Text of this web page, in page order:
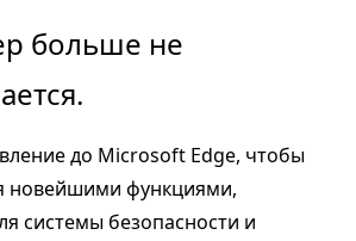
больше не
до Microsoft Edge, чтобы
новейшими функциями,
системы безопасности и